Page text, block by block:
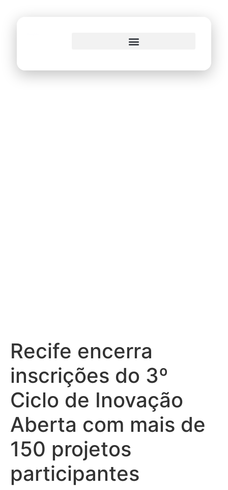
Recife encerra
inscrições do 3º
Ciclo de Inovação
Aberta com mais de
150 projetos
participantes